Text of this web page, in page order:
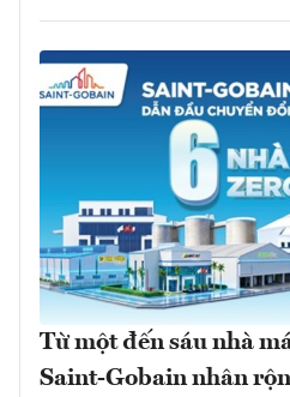
Từ một đến sáu nhà
Saint-Gobain nhân